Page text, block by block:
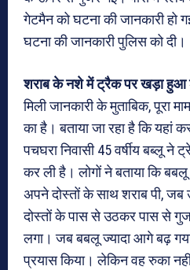
गेटमैन को घटना की जानकारी हो
घटना की जानकारी पुलिस को दी।
शराब के नशे में ट्रैक पर खड़ा
मिली जानकारी के मुताबिक, पूरा
का है। बताया जा रहा है कि यहां
पचघरा निवासी 45 वर्षीय बब्लू
कर ली है। लोगों ने बताया कि बबलू
अपने दोस्तों के साथ शराब पी, जब
दोस्तों के पास से उठकर पास से
लगा। जब बबलू ज्यादा आगे बढ़
प्रयास किया। लेकिन वह रुका